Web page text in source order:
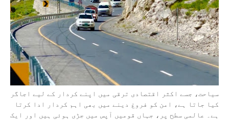
سیاحت، جسے اکثر اقتصادی ترقی میں اپنے کردار کے لیے اجاگر
کیا جاتا ہے، امن کو فروغ دینے میں بھی اہم کردار ادا کرتا
ہے۔ عالمی سطح پر، جہاں قومیں آپس میں جڑی ہوئی ہیں اور ایک